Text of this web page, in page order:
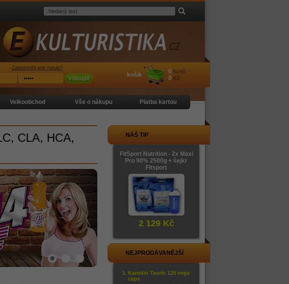
CLA, HCA,
NÁŠ TIP
FitSport Nutrition - 2x Maxi
Pro 90% 2500g + šejkr
Fitsport
2 129 Kč
NEJPRODÁVANĚJŠÍ
Karnitin Taurin 120 vege
caps
Velkoobchod Vše o nákupu Platba kartou
košík 0 kusů
0 Kč
Zapomněli jste heslo?
Vstoupit